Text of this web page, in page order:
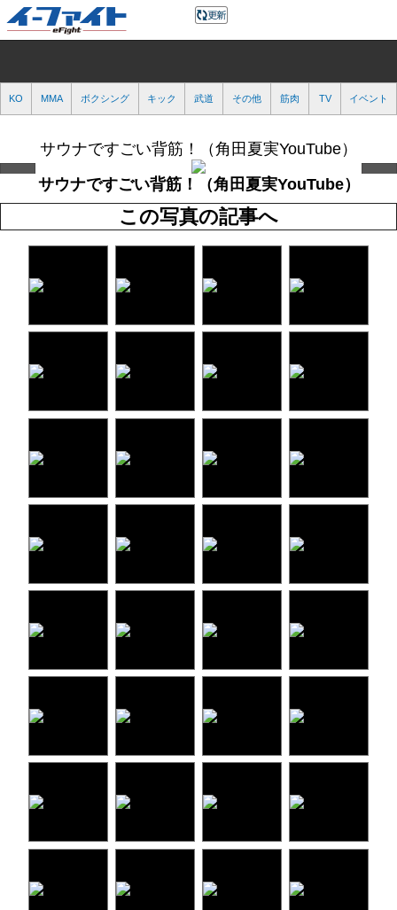
KO MMA ボクシング キック 武道 その他 筋肉 TV イベント
サウナですごい背筋！（角田夏実YouTube）
サウナですごい背筋！（角田夏実YouTube）
この写真の記事へ